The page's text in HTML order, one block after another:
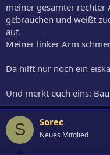
meiner gesamter rechter
gebrauchen und weißt
auf.
Meiner linker Arm
Da hilft nur noch ein
Und merkt euch eins:
S Sorec
Neues Mitglied